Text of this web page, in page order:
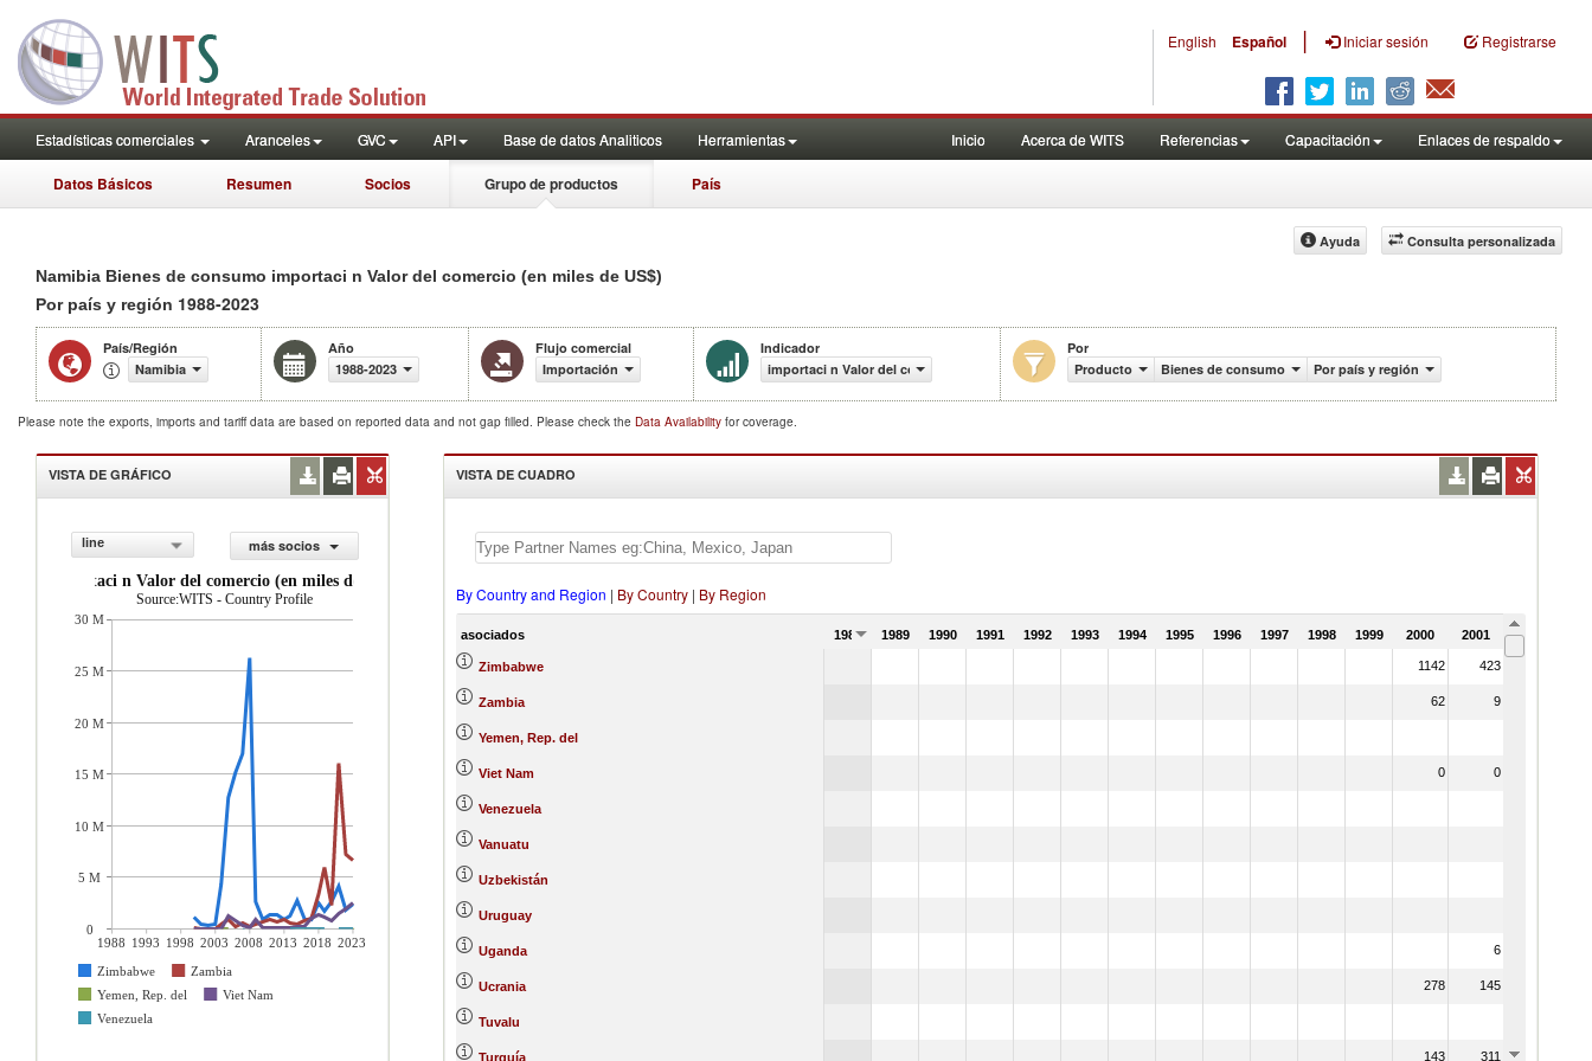
English Español | Iniciar sesión Registrarse
Estadísticas comerciales Aranceles GVC API Base de datos Analiticos Herramientas Inicio Acerca de WITS Referencias Capacitación Enlaces de respaldo
Datos Básicos Resumen Socios Grupo de productos País
Consulta personalizada
Ayuda
Namibia Bienes de consumo importaci n Valor del comercio (en miles de US$)
Por país y región 1988-2023
País/Región
Namibia
Año
1988-2023
Flujo comercial
Importación
Indicador
importaci n Valor del comercio (en miles de US$)
Por
Producto
Bienes de consumo Por país y región
Please note the exports, imports and tariff data are based on reported data and not gap filled. Please check the Data Availability for coverage.
VISTA DE GRÁFICO
line
más socios
importaci n Valor del comercio (en miles de US$)
Source:WITS - Country Profile
1988 1993 1998 2003 2008 2013 2018 2023
Zimbabwe
Zambia
Yemen, Rep. del
Viet Nam
Venezuela
30 M
25 M
20 M
15 M
10 M
5 M
0
VISTA DE CUADRO
By Country and Region | By Country| By Region
asociados 1988 1989 1990 1991 1992 1993 1994 1995 1996 1997 1998 1999 2000 2001 2002
Zimbabwe 1142 423
Zambia 62 9
Yemen, Rep. del
Viet Nam 0 0
Venezuela
Vanuatu
Uzbekistán
Uruguay
Uganda 6
Ucrania 278 145
Tuvalu
Turquía 143 311